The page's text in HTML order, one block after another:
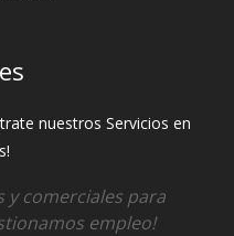
nuestros Servicios en
y comerciales para
empleo!